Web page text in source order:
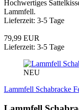
Hochwertiges
Lammfell.
Lieferzeit: 3-5 Tage
79,99 EUR
Lieferzeit: 3-5 Tage
NEU
Lammfell Schabracke